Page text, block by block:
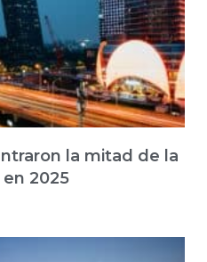
la mitad de la
2025